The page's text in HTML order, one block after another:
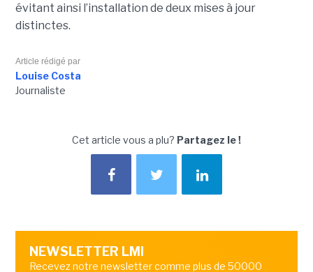
évitant ainsi l’installation de deux mises à jour
distinctes.
Article rédigé par
Louise Costa
Journaliste
Cet article vous a plu? Partagez le !
NEWSLETTER LMI
Recevez notre newsletter comme plus de 50000